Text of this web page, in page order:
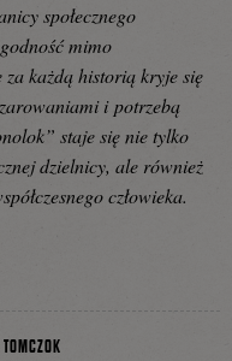
społecznego
mimo
każdą historią kryje się
i potrzebą
staje się nie tylko
dzielnicy, ale również
człowieka.